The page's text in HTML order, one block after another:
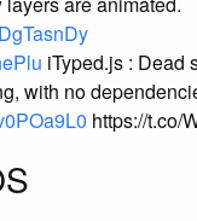
iTyped.js : Dead
with no
https://t.co/